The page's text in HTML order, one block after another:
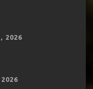
2026